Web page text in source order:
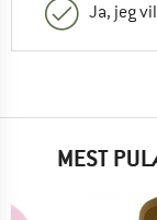
Ja, jeg
MEST